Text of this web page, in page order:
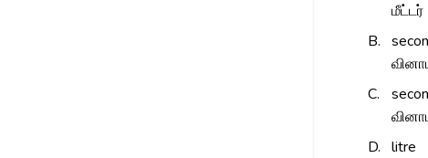
மீட்டர்
B.
C.
D.
litre